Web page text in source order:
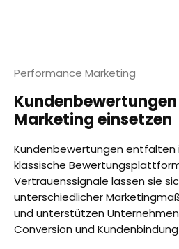
Performance Marketing
Marketing einsetzen
Kundenbewertungen entfalten
klassische
Vertrauenssignale lassen sie
unterschiedlicher
und unterstützen
Conversion und